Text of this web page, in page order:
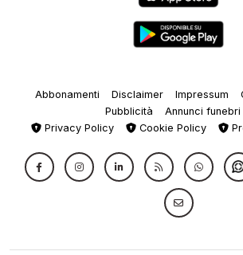
Abbonamenti Disclaimer Impressum
Pubblicità
Annunci funebri
Privacy Policy
Cookie Policy